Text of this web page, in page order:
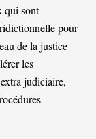
qui sont
pour
de la justice
les
judiciaire,